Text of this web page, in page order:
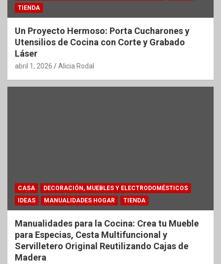
TIENDA
Un Proyecto Hermoso: Porta Cucharones y
Utensilios de Cocina con Corte y Grabado
Láser
abril 1, 2026 Alicia Rodal
CASA
DECORACIÓN, MUEBLES Y ELECTRODOMÉSTICOS
IDEAS
MANUALIDADES HOGAR TIENDA
Manualidades para la Cocina: Crea tu Mueble
para Especias, Cesta Multifuncional y
Servilletero Original Reutilizando Cajas de
Madera